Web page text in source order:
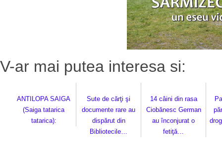
V-ar mai putea interesa si:
ANTILOPA SAIGA
(Saiga tatarica
tatarica):
Sute de cărţi şi
documente rare au
dispărut din
Bibliotecile…
14 câini din rasa
Ciobănesc German
au înconjurat o
fetiţă…